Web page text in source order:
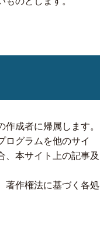
成者に帰属します。
ログラムを他のサイ
、本サイト上の記事及
著作権法に基づく各処